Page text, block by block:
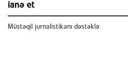
ianə et
Müstəqil jurnalistikanı dəstəklə